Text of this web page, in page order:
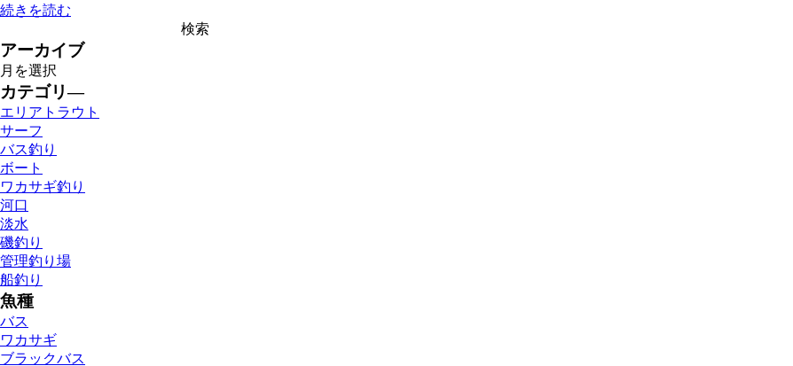
続きを読む
アーカイブ
カテゴリ―
エリアトラウト
サーフ
バス釣り
ボート
ワカサギ釣り
河口
淡水
磯釣り
管理釣り場
船釣り
魚種
バス
ワカサギ
ブラックバス